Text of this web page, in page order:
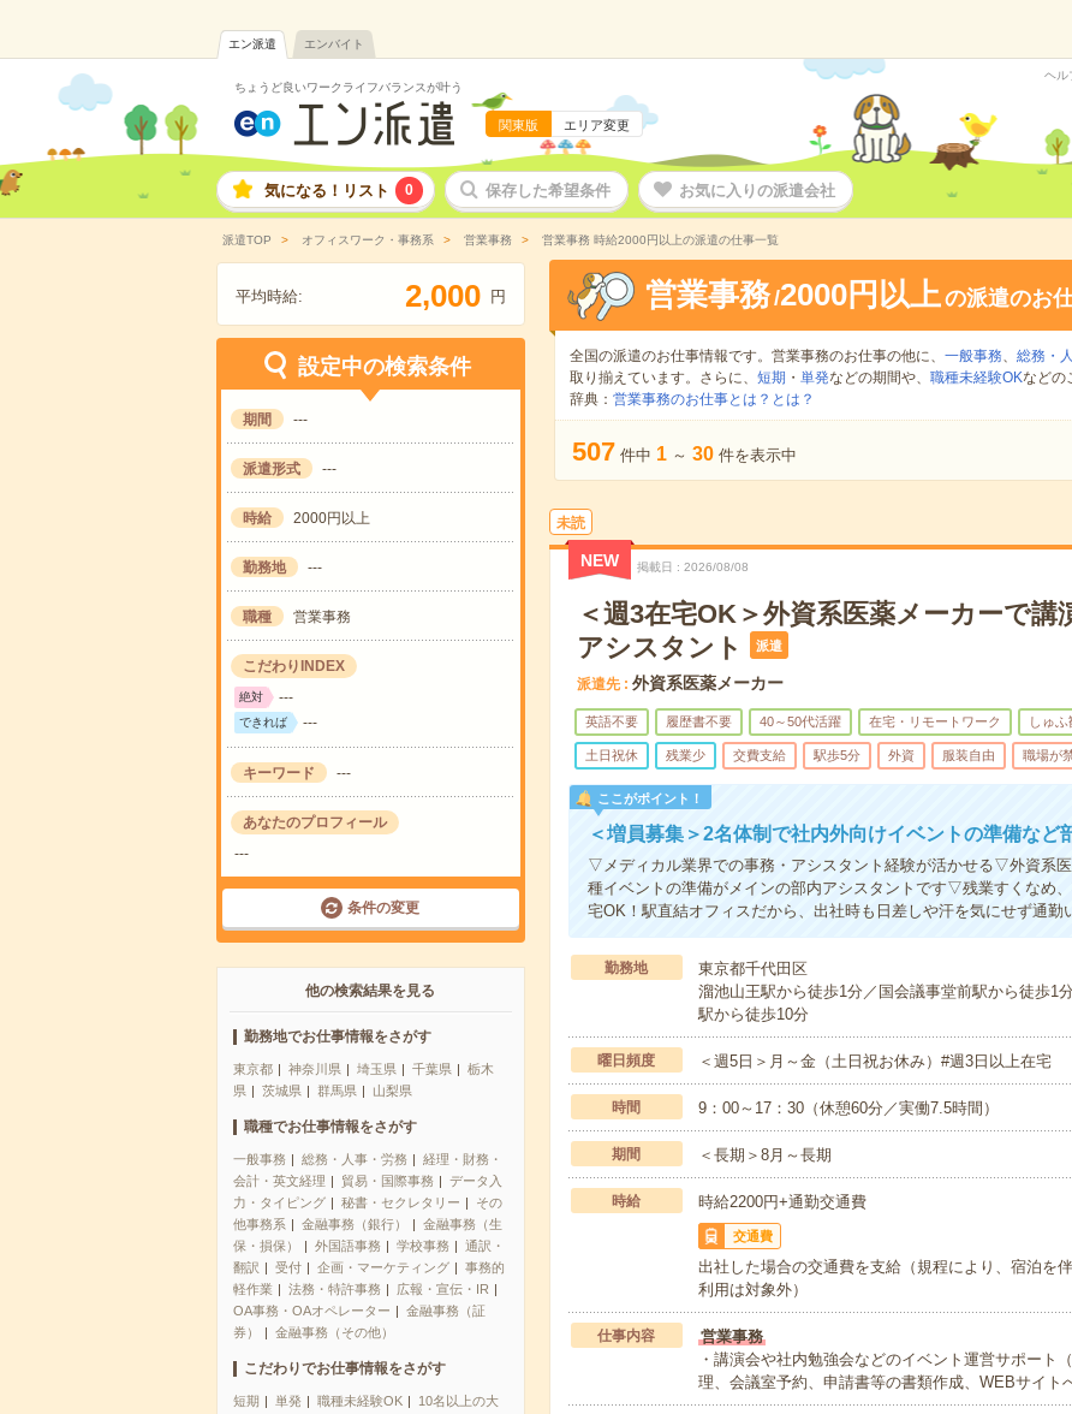
エン派遣 エンバイト
ちょうど良いワークライフバランスが叶う
関東版 エリア変更
ヘル
気になる！リスト 0 保存した希望条件 お気に入りの派遣会社
派遣TOP オフィスワーク・事務系 営業事務 営業事務 時給2000円以上の派遣の仕事一覧
平均時給: 2,000 円
設定中の検索条件
期間 ---
派遣形式 ---
時給 2000円以上
勤務地 ---
職種 営業事務
こだわりINDEX
絶対 ---
できれば ---
キーワード ---
あなたのプロフィール
---
条件の変更
他の検索結果を見る
勤務地でお仕事情報をさがす
東京都 神奈川県 埼玉県 千葉県
栃木
県
茨城県 群馬県 山梨県
職種でお仕事情報をさがす
一般事務 総務・人事・労務
経理・財務・
会計・英文経理
貿易・国際事務
データ入
力・タイピング
秘書・セクレタリー
その
他事務系
金融事務（銀行）
金融事務（生
保・損保）
外国語事務 学校事務
通訳・
翻訳
受付 企画・マーケティング
事務的
軽作業
法務・特許事務
広報・宣伝・IR
OA事務・OAオペレーター
金融事務（証
券）
金融事務（その他）
こだわりでお仕事情報をさがす
短期 単発 職種未経験OK
10名以上の大
営業事務/2000円以上の派遣のお
全国の派遣のお仕事情報です。営業事務のお仕事の他に、 一般事務、 総務・
取り揃えています。さらに、 短期 ・ 単発などの期間や、 職種未経験OKなどの
辞典： 営業事務のお仕事とは？とは？
507 件中 1 ～ 30 件を表示中
未読
NEW 掲載日 2026/08/08
＜週3在宅OK＞外資系医薬メーカーで講
アシスタント
派遣
派遣先 外資系医薬メーカー
英語不要 履歴書不要 40～50代活躍 在宅・リモートワーク しゅふ
土日祝休 残業少 交費支給 駅歩5分 外資 服装自由 職場が
ここがポイント！
＜増員募集＞2名体制で社内外向けイベントの準備など
▽メディカル業界での事務・アシスタント経験が活かせる▽外資系
種イベントの準備がメインの部内アシスタントです▽残業すくなめ
宅OK！駅直結オフィスだから、出社時も日差しや汗を気にせず通勤
勤務地
東京都千代田区
溜池山王駅から徒歩1分／国会議事堂前駅から徒歩1
駅から徒歩10分
曜日頻度 ＜週5日＞月～金（土日祝お休み）#週3日以上在宅
時間 9：00～17：30（休憩60分／実働7.5時間）
期間 ＜長期＞8月～長期
時給 時給2200円+通勤交通費
交通費
出社した場合の交通費を支給（規程により、宿泊を
利用は対象外）
仕事内容
営業事務
・講演会や社内勉強会などのイベント運営サポート
理、会議室予約、申請書等の書類作成、WEBサイト